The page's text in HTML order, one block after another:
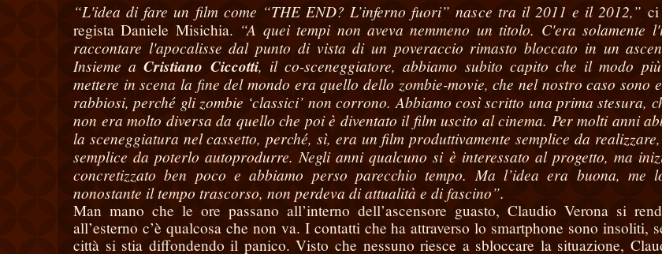
“L'idea di fare un film come “THE END? L’inferno fuori” nasce tra il 2011 e il 2012,”
regista Daniele Misichia. “A quei tempi non aveva nemmeno un titolo. C'era solamente
raccontare l'apocalisse dal punto di vista di un poveraccio rimasto bloccato in un
Insieme aCristiano Ciccotti, il co-sceneggiatore, abbiamo subito capito che il modo
mettere in scena la fine del mondo era quello dello zombie-movie, che nel nostro caso sono
rabbiosi, perché gli zombie ‘classici’ non corrono. Abbiamo così scritto una prima stesura,
non era molto diversa da quello che poi è diventato il film uscito al cinema. Per molti anni
la sceneggiatura nel cassetto, perché, sì, era un film produttivamente semplice da
semplice da poterlo autoprodurre. Negli anni qualcuno si è interessato al progetto, ma
concretizzato ben poco e abbiamo perso parecchio tempo. Ma l’idea era buona, me
nonostante il tempo trascorso, non perdeva di attualità e di fascino”.
Man mano che le ore passano all’interno dell’ascensore guasto, Claudio Verona si
all’esterno c’è qualcosa che non va. I contatti che ha attraverso lo smartphone sono insoliti,
città si stia diffondendo il panico. Visto che nessuno riesce a sbloccare la situazione,